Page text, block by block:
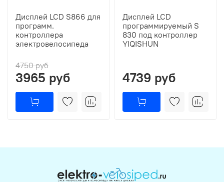
Дисплей LCD S866 для
программ.
контроллера
электровелосипеда
4750 руб
3965 руб
Дисплей LCD
программируемый S
830 под контроллер
YIQISHUN
4739 руб